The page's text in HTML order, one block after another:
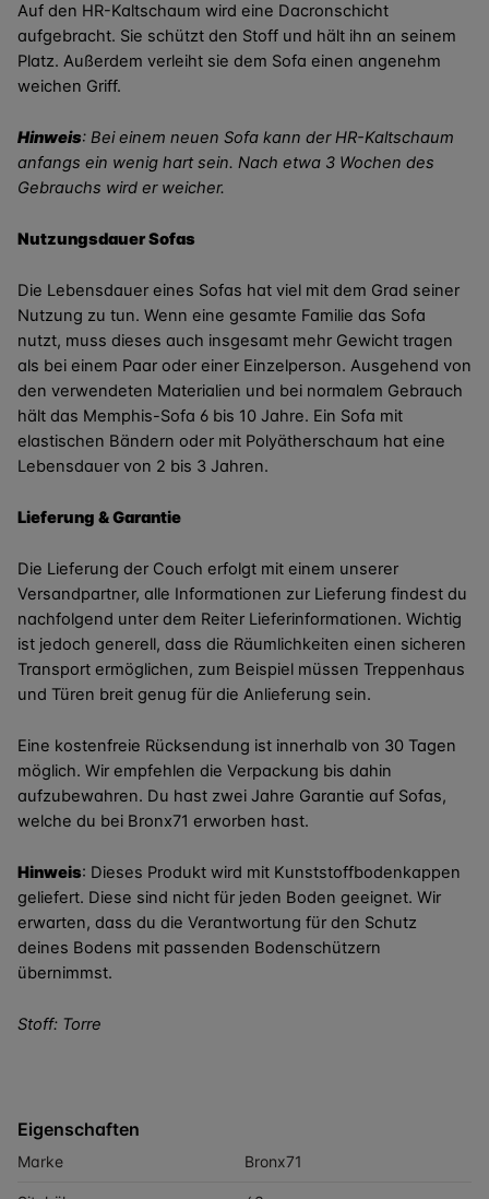
Auf den HR-Kaltschaum wird eine Dacronschicht
aufgebracht. Sie schützt den Stoff und hält ihn an seinem
Platz. Außerdem verleiht sie dem Sofa einen angenehm
weichen Griff.
Hinweis: Bei einem neuen Sofa kann der HR-Kaltschaum
anfangs ein wenig hart sein. Nach etwa 3 Wochen des
Gebrauchs wird er weicher.
Nutzungsdauer Sofas
Die Lebensdauer eines Sofas hat viel mit dem Grad seiner
Nutzung zu tun. Wenn eine gesamte Familie das Sofa
nutzt, muss dieses auch insgesamt mehr Gewicht tragen
als bei einem Paar oder einer Einzelperson. Ausgehend von
den verwendeten Materialien und bei normalem Gebrauch
hält das Memphis-Sofa 6 bis 10 Jahre. Ein Sofa mit
elastischen Bändern oder mit Polyätherschaum hat eine
Lebensdauer von 2 bis 3 Jahren.
Lieferung & Garantie
Die Lieferung der Couch erfolgt mit einem unserer
Versandpartner, alle Informationen zur Lieferung findest du
nachfolgend unter dem Reiter Lieferinformationen. Wichtig
ist jedoch generell, dass die Räumlichkeiten einen sicheren
Transport ermöglichen, zum Beispiel müssen Treppenhaus
und Türen breit genug für die Anlieferung sein.
Eine kostenfreie Rücksendung ist innerhalb von 30 Tagen
möglich. Wir empfehlen die Verpackung bis dahin
aufzubewahren. Du hast zwei Jahre Garantie auf Sofas,
welche du bei Bronx71 erworben hast.
Hinweis: Dieses Produkt wird mit Kunststoffbodenkappen
geliefert. Diese sind nicht für jeden Boden geeignet. Wir
erwarten, dass du die Verantwortung für den Schutz
deines Bodens mit passenden Bodenschützern
übernimmst.
Stoff: Torre
Eigenschaften
Marke Bronx71